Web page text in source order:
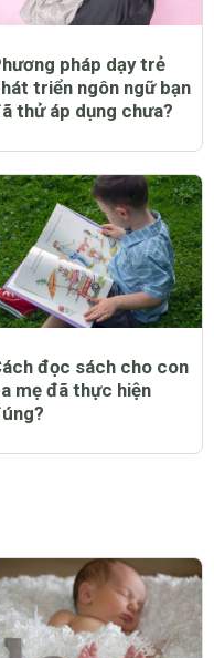
pháp dạy trẻ
triển ngôn ngữ bạn
thử áp dụng chưa?
đọc sách cho con
mẹ đã thực hiện